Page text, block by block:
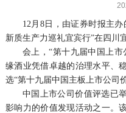
12月8日，由证券时报主
新质生产力巡礼宜宾行”在四川
会上，“第十九届中国上
缘酒业凭借卓越的治理水平、
选“第十九届中国主板上市公司
中国上市公司价值评选已
影响力的价值发现活动之一。